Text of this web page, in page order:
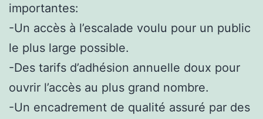
importantes:
-Un accès à l’escalade voulu pour un public
le plus large possible.
-Des tarifs d’adhésion annuelle doux pour
ouvrir l’accès au plus grand nombre.
-Un encadrement de qualité assuré par des